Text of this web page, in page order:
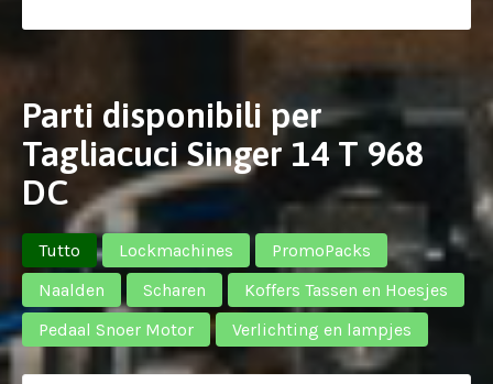
Parti disponibili per
Tagliacuci Singer 14 T 968
DC
Tutto Lockmachines
PromoPacks
Naalden
Scharen
Koffers Tassen en Hoesjes
Pedaal Snoer Motor
Verlichting en lampjes